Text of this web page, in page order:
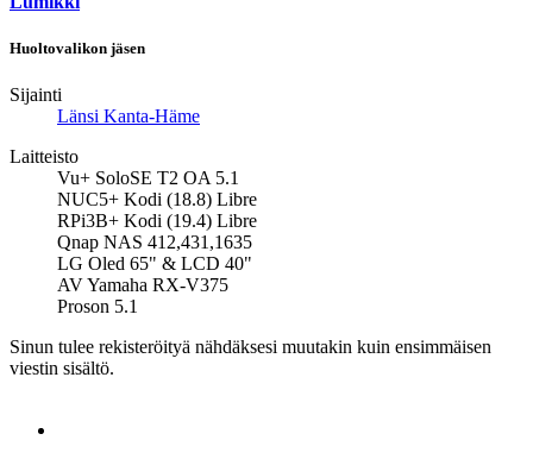
Huoltovalikon jäsen
Sijainti
Länsi Kanta-Häme
Laitteisto
Vu+ SoloSE T2 OA 5.1
NUC5+ Kodi (18.8) Libre
RPi3B+ Kodi (19.4) Libre
Qnap NAS 412,431,1635
LG Oled 65" & LCD 40"
AV Yamaha RX-V375
Proson 5.1
Sinun tulee rekisteröityä nähdäksesi muutakin kuin ensimmäisen
viestin sisältö.